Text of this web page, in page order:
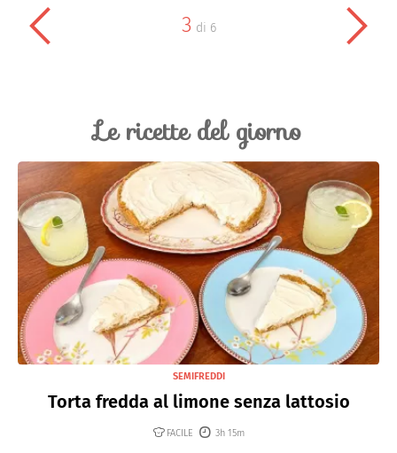
3 di 6
Le ricette del giorno
SEMIFREDDI
Torta fredda al limone senza lattosio
FACILE 3h 15m